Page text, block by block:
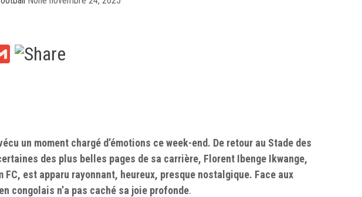
Gmail
un moment chargé d’émotions ce week-end. De retour au Stade des
des plus belles pages de sa carrière, Florent Ibenge Ikwange,
FC, est apparu rayonnant, heureux, presque nostalgique. Face aux
congolais n’a pas caché sa joie profonde.